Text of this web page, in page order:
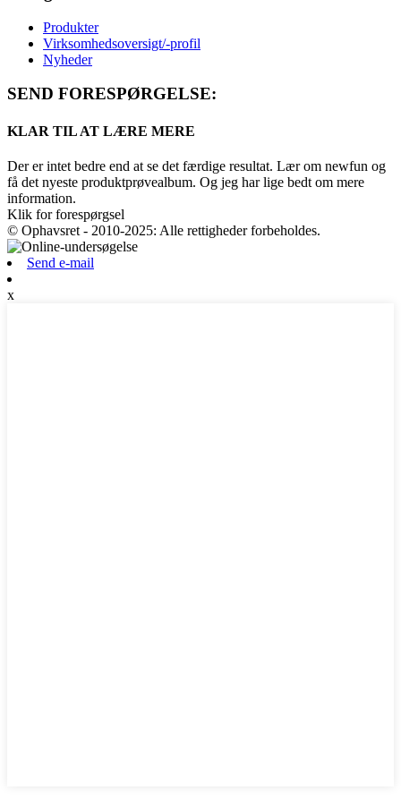
Produkter
Virksomhedsoversigt/-profil
Nyheder
SEND FORESPØRGELSE:
KLAR TIL AT LÆRE MERE
Der er intet bedre end at se det færdige resultat. Lær om newfun og
få det nyeste produktprøvealbum. Og jeg har lige bedt om mere
information.
Klik for forespørgsel
© Ophavsret - 2010-2025: Alle rettigheder forbeholdes.
Send e-mail
x